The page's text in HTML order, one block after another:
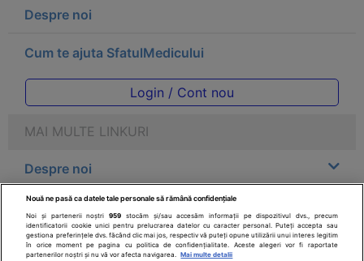
Despre noi
Cum te ajuta SfatulMedicului
Login / Cont nou
MAI MULTE LINKURI
Despre noi
Legal
Drepturile consumatorului
Nouă ne pasă ca datele tale personale să rămână confidențiale
Noi și partenerii noștri959 stocăm și/sau accesăm informații pe dispozitivul dvs., precum
identificatorii cookie unici pentru prelucrarea datelor cu caracter personal. Puteți accepta sau
gestiona preferințele dvs. făcând clic mai jos, respectiv vă puteți opune utilizării unui interes legitim
în orice moment pe pagina cu politica de confidențialitate. Aceste alegeri vor fi raportate
partenerilor noștri și nu vă vor afecta navigarea.
Mai multe detalii